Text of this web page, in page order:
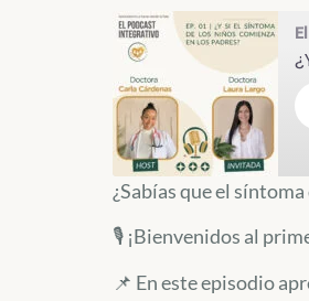
¿Sabías que el
🎙️ ¡Bienvenidos al
📌 En este episodio